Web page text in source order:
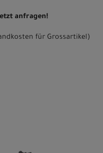
anfragen!
für Grossartikel)